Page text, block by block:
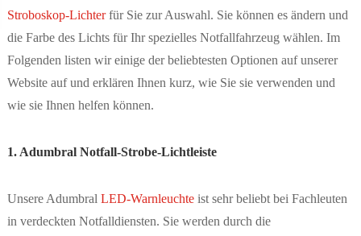
Stroboskop-Lichterfür Sie zur Auswahl. Sie können es ändern und
die Farbe des Lichts für Ihr spezielles Notfallfahrzeug wählen. Im
Folgenden listen wir einige der beliebtesten Optionen auf unserer
Website auf und erklären Ihnen kurz, wie Sie sie verwenden und
wie sie Ihnen helfen können.
1. Adumbral Notfall-Strobe-Lichtleiste
Unsere Adumbral LED-Warnleuchte ist sehr beliebt bei Fachleuten
in verdeckten Notfalldiensten. Sie werden durch die